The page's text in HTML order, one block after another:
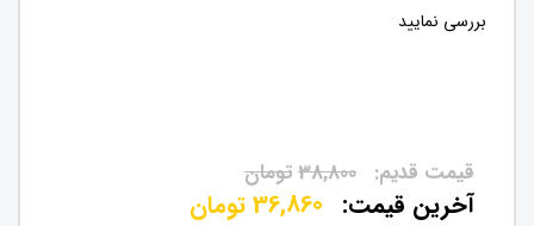
بررسی نمایید
36,860تومان
38,800تومان